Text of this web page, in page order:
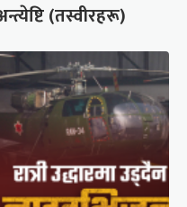
(तस्वीरहरू)